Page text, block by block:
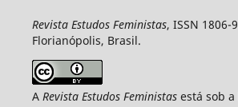
Revista Estudos Feministas, ISSN 1806-
Florianópolis, Brasil.
A Revista Estudos Feministasestá sob a